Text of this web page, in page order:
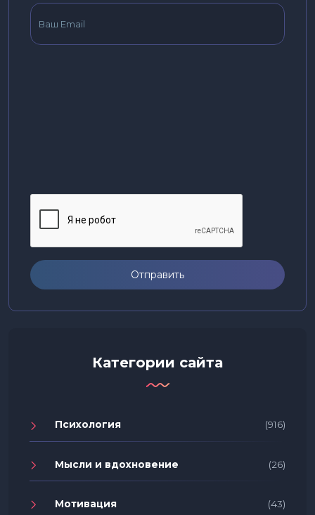
Отправить
Категории сайта
Психология (916)
Мысли и вдохновение (26)
Мотивация (43)